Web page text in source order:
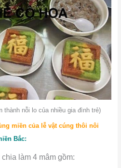
thành nỗi lo của nhiều gia đình trẻ)
miền của lễ vật cúng thôi nôi
Bắc:
làm 4 mâm gồm: